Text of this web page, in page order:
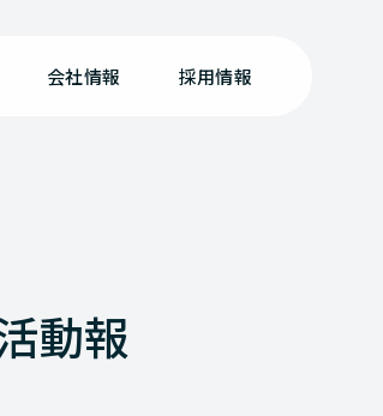
会社情報 採用情報
動報